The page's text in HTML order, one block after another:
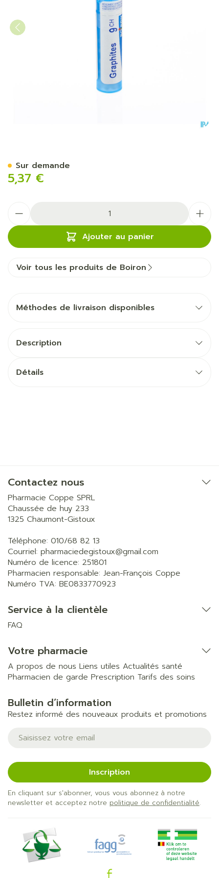
5,37 €
Ajouter au panier
Sur demande
Voir tous les produits de Boiron
Méthodes de livraison disponibles
Description
Détails
Contactez nous
Pharmacie Coppe SPRL
Chaussée de huy 233
1325 Chaumont-Gistoux
Téléphone: 010/68 82 13
Courriel: pharmaciedegistoux@gmail.com
Numéro de licence: 251801
Pharmacien responsable: Jean-François Coppe
Numéro TVA: BE0833770923
Service à la clientèle
FAQ
Votre pharmacie
A propos de nous Liens utiles Actualités santé
Pharmacien de garde Prescription Tarifs des soins
Bulletin d’information
Restez informé des nouveaux produits et promotions
Adresse mail
Inscription
En cliquant sur s'abonner, vous vous abonnez à notre
newsletter et acceptez notre politique de confidentialité.